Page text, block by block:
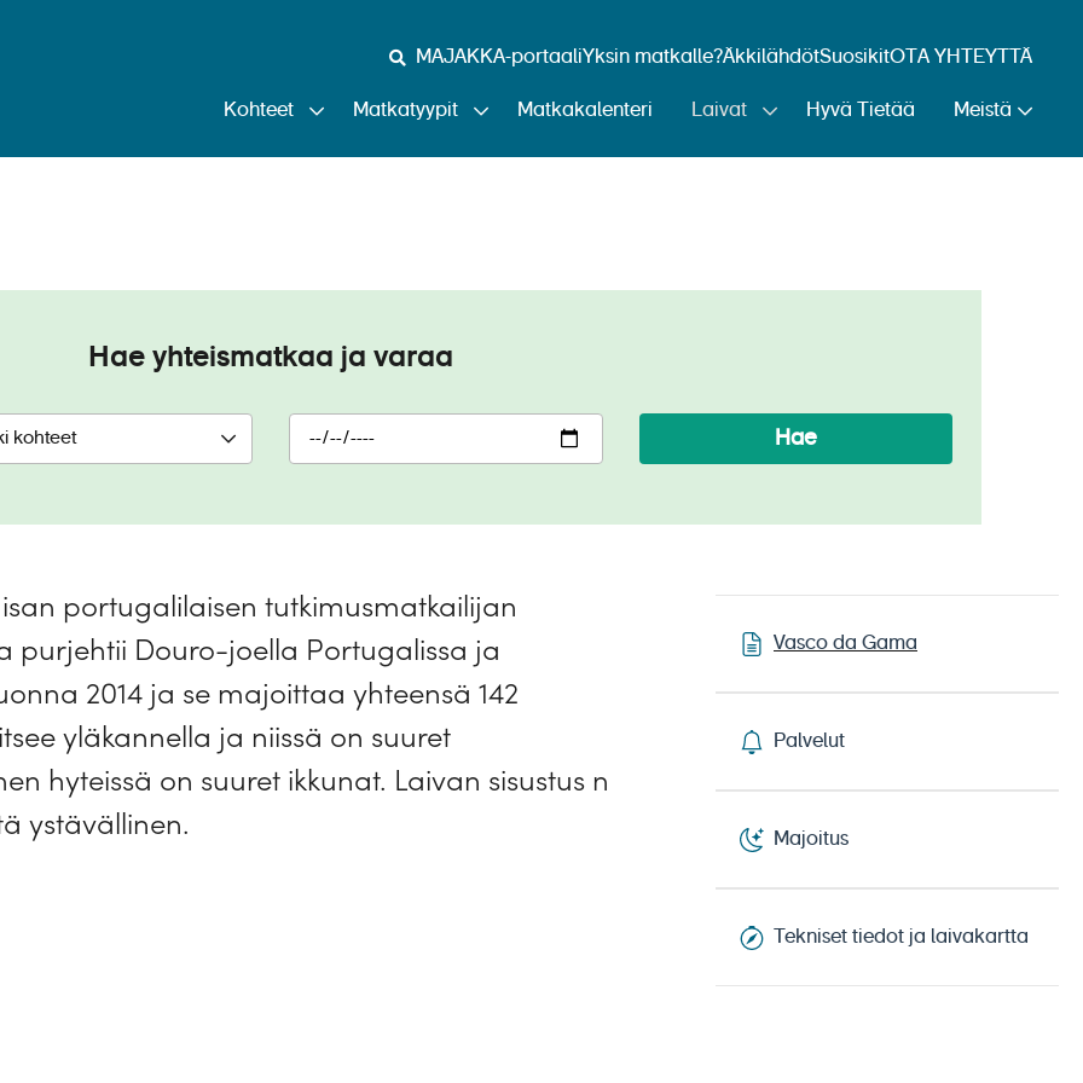
MAJAKKA-portaaliYksin matkalle?ÄkkilähdötSuosikitOTA YHTEYTTÄ
Kohteet Matkatyypit Matkakalenteri Laivat Hyvä Tietää Meistä
de Gama (CroisiEurope)
Hae yhteismatkaa ja varaa
Hae
portugalilaisen tutkimusmatkailijan
purjehtii Douro-joella Portugalissa ja
2014 ja se majoittaa yhteensä 142
yläkannella ja niissä on suuret
hyteissä on suuret ikkunat. Laivan sisustus n
ystävällinen.
Vasco da Gama
Palvelut
Majoitus
Tekniset tiedot ja laivakartta